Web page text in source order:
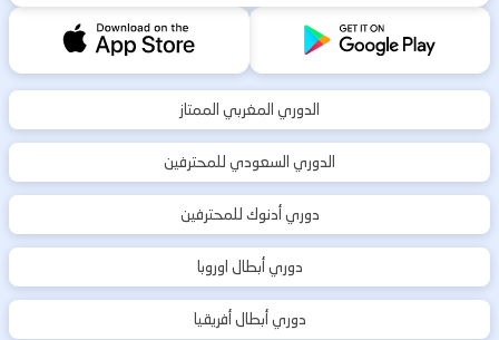
الدوري المغربي الممتاز
الدوري السعودي للمحترفين
دوري أدنوك للمحترفين
دوري أبطال اوروبا
دوري أبطال أفريقيا